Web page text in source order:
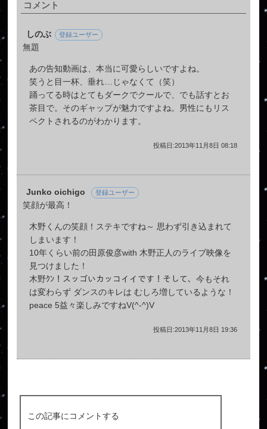
コメント
しのぶ 登録ユーザー
無題
あの告知動画は、本当に可愛らしいですよね。
笑うと目一杯、垂れ…じゃなくて（笑）
踊ってる時はとてもダークでクールで、でも話すとお
茶目で。そのギャップが魅力ですよね。男性にもリス
ペクトされるのがわかります。
投稿日:2013年11月8日 08:18
Junko oichigo 登録ユーザー
笑顔が最高！
木野くんの笑顔！ステキですね～ 思わず引き込まれて
しまいます！
10年くらい前の田原俊彦with 木野正人のライブ映像を
見つけました！
木野ｸﾝ！スッゴいカッコイイです！そして、今もそれ
は変わらず ダンスのキレは むしろ増しているような！
peace 5益々楽しみですねV(^-^)V
投稿日:2013年11月8日 19:36
この記事にコメントする